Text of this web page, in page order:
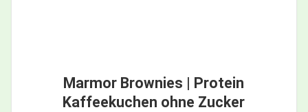
Marmor Brownies | Protein
Kaffeekuchen ohne Zucker